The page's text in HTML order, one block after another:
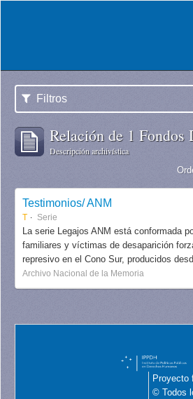
Filtros
Relación de 1 Fondos
Descripción archivística
Testimonios/ ANM
T Serie
La serie Legajos ANM está conformada
familiares y víctimas de desaparición
represivo en el Cono Sur, producidos
Archivo Nacional de la Memoria
Proyecto
© Todos